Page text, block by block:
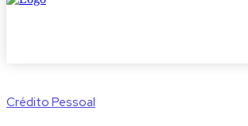
Crédito Pessoal